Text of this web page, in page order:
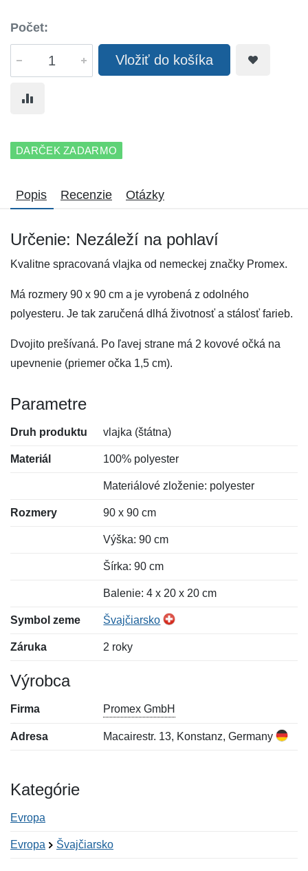
Počet:
Vložiť do košíka
DARČEK ZADARMO
Popis Recenzie Otázky
Určenie: Nezáleží na pohlaví
Kvalitne spracovaná vlajka od nemeckej značky Promex.
Má rozmery 90 x 90 cm a je vyrobená z odolného
polyesteru. Je tak zaručená dlhá životnosť a stálosť farieb.
Dvojito prešívaná. Po ľavej strane má 2 kovové očká na
upevnenie (priemer očka 1,5 cm).
Parametre
Druh produktu vlajka (štátna)
Materiál 100% polyester
Materiálové zloženie: polyester
Rozmery 90 x 90 cm
Výška: 90 cm
Šírka: 90 cm
Balenie: 4 x 20 x 20 cm
Symbol zeme Švajčiarsko
Záruka 2 roky
Výrobca
Firma Promex GmbH
Adresa Macairestr. 13, Konstanz, Germany
Kategórie
Evropa
Evropa Švajčiarsko